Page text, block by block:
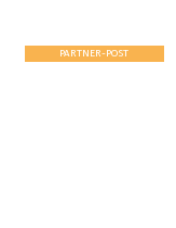
PARTNER-POST